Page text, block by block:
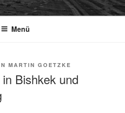
Menü
MARTIN GOETZKE
Bishkek und